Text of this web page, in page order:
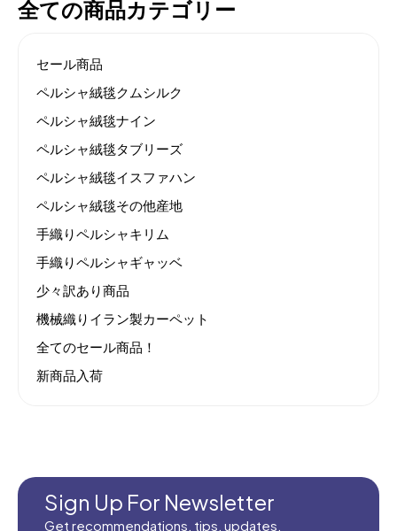
全ての商品カテゴリー
セール商品
ペルシャ絨毯クムシルク
ペルシャ絨毯ナイン
ペルシャ絨毯タブリーズ
ペルシャ絨毯イスファハン
ペルシャ絨毯その他産地
手織りペルシャキリム
手織りペルシャギャッベ
少々訳あり商品
機械織りイラン製カーペット
全てのセール商品！
新商品入荷
Sign Up For Newsletter
Get recommendations, tips, updates,